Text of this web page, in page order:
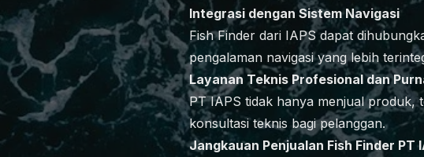
Integrasi dengan Sistem Navigasi
Fish Finder dari IAPS dapat
pengalaman navigasi yang lebih
Layanan Teknis Profesional dan
PT IAPS tidak hanya menjual produk,
konsultasi teknis bagi pelanggan.
Jangkauan Penjualan Fish Finder PT